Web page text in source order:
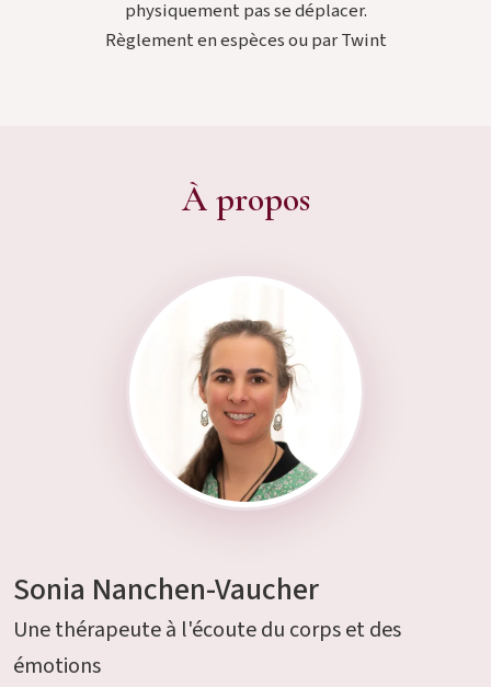
physiquement pas se déplacer.
Règlement en espèces ou par Twint
À propos
Sonia Nanchen-Vaucher
Une thérapeute à l'écoute du corps et des
émotions